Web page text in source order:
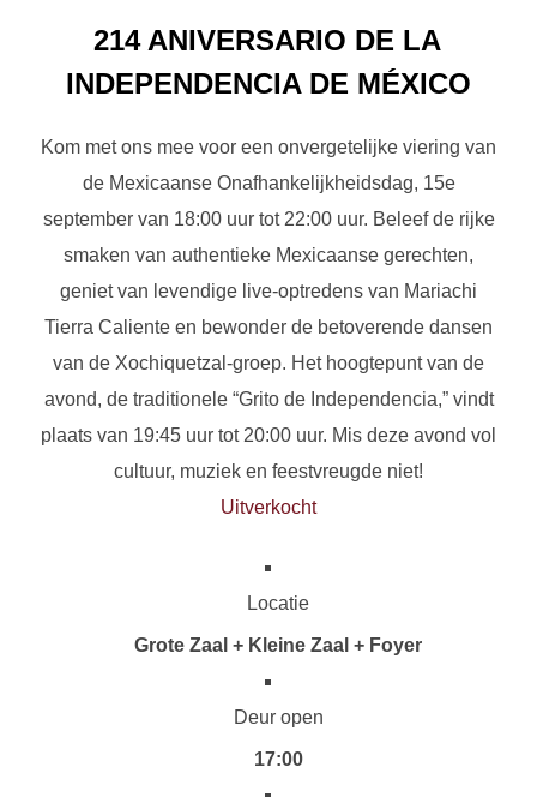
214 ANIVERSARIO DE LA
INDEPENDENCIA DE MÉXICO
Kom met ons mee voor een onvergetelijke viering van
de Mexicaanse Onafhankelijkheidsdag, 15e
september van 18:00 uur tot 22:00 uur. Beleef de rijke
smaken van authentieke Mexicaanse gerechten,
geniet van levendige live-optredens van Mariachi
Tierra Caliente en bewonder de betoverende dansen
van de Xochiquetzal-groep. Het hoogtepunt van de
avond, de traditionele “Grito de Independencia,” vindt
plaats van 19:45 uur tot 20:00 uur. Mis deze avond vol
cultuur, muziek en feestvreugde niet!
Uitverkocht
Locatie
Grote Zaal + Kleine Zaal + Foyer
Deur open
17:00